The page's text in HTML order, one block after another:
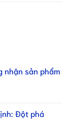
nhận sản phẩm
Đột phá